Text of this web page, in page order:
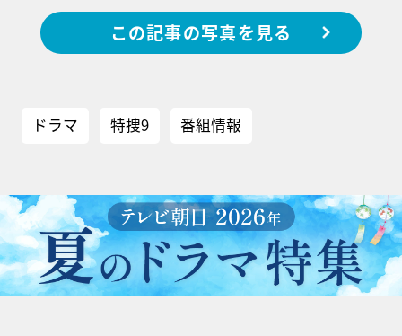
この記事の写真を見る
ドラマ 特捜9 番組情報